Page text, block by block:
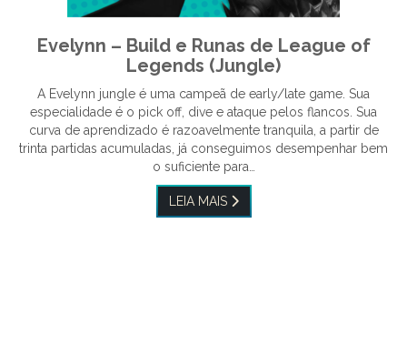
Evelynn – Build e Runas de League of
Legends (Jungle)
A Evelynn jungle é uma campeã de early/late game. Sua
especialidade é o pick off, dive e ataque pelos flancos. Sua
curva de aprendizado é razoavelmente tranquila, a partir de
trinta partidas acumuladas, já conseguimos desempenhar bem
o suficiente para…
LEIA MAIS